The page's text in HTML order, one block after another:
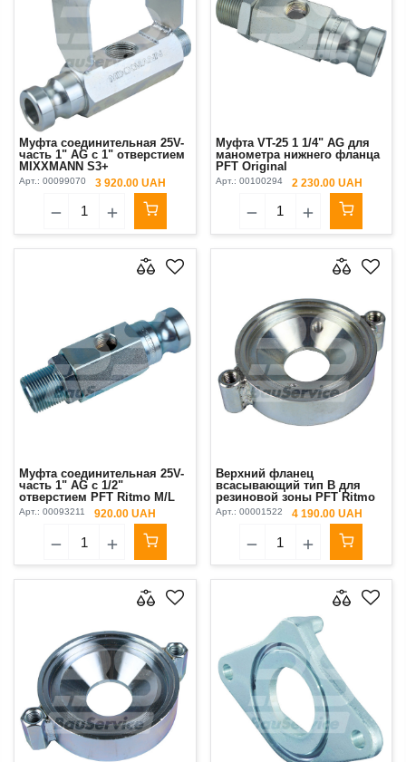
Муфта соединительная 25V-
часть 1" AG с 1" отверстием
MIXXMANN S3+
Арт.: 00099070 3 920.00 UAH
Муфта VT-25 1 1/4" AG для
манометра нижнего фланца
PFT Original
Арт.: 00100294 2 230.00 UAH
Муфта соединительная 25V-
часть 1" AG с 1/2"
отверстием PFT Ritmo M/L
Original
Арт.: 00093211 920.00 UAH
Верхний фланец
всасывающий тип B для
резиновой зоны PFT Ritmo
Original
Арт.: 00001522 4 190.00 UAH